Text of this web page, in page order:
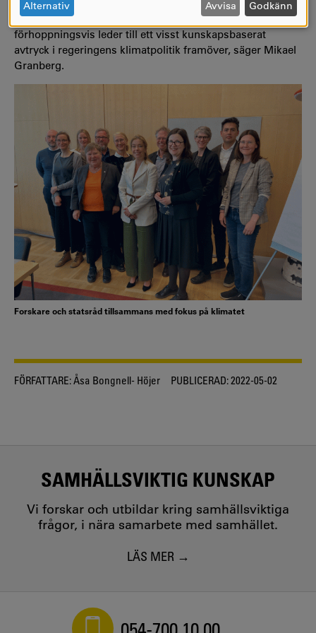
- Det var ett informellt och mycket öppet utbyte av
forskningsresultat, aktuella problem och möjligheter som
förhoppningsvis leder till ett visst kunskapsbaserat
avtryck i regeringens klimatpolitik framöver, säger Mikael
Granberg.
Forskare och statsråd tillsammans med fokus på klimatet
FÖRFATTARE:Åsa Bongnell- Höjer PUBLICERAD:2022-05-02
SAMHÄLLSVIKTIG KUNSKAP
Vi forskar och utbildar kring samhällsviktiga
frågor, i nära samarbete med samhället.
LÄS MER
OCH
COOKIES
Alternativ Avvisa Godkänn